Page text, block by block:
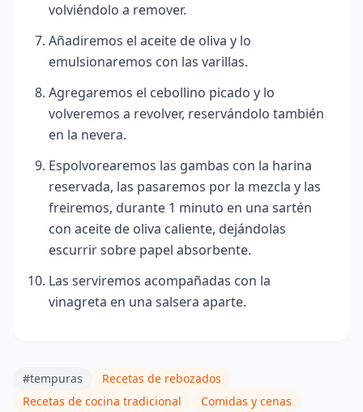
volviéndolo a remover.
Añadiremos el aceite de oliva y lo
emulsionaremos con las varillas.
Agregaremos el cebollino picado y lo
volveremos a revolver, reservándolo también
en la nevera.
Espolvorearemos las gambas con la harina
reservada, las pasaremos por la mezcla y las
freiremos, durante 1 minuto en una sartén
con aceite de oliva caliente, dejándolas
escurrir sobre papel absorbente.
Las serviremos acompañadas con la
vinagreta en una salsera aparte.
#tempuras
Recetas de rebozados
Recetas de cocina tradicional
Comidas y cenas